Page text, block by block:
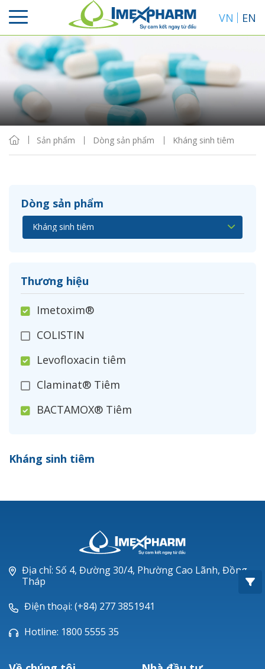
VN EN
Sản phẩm Dòng sản phẩm Kháng sinh tiêm
Dòng sản phẩm
Thương hiệu
Imetoxim®
COLISTIN
Levofloxacin tiêm
Claminat® Tiêm
BACTAMOX® Tiêm
Ceftizoxim®
Piperacillin
Ticarlinat®
Zobacta®
Bacsulfo®
Kháng sinh tiêm
Sắp xếp
Hiển thị
Địa chỉ: Số 4, Đường 30/4, Phường Cao Lãnh, Đồng
Tháp
Điện thoại: (+84) 277 3851941
Hotline: 1800 5555 35